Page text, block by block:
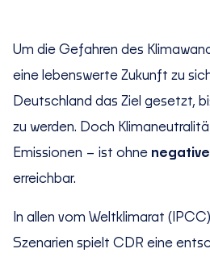
Um die Gefahren des
eine lebenswerte Zukunft zu
Deutschland das Ziel gesetzt,
zu werden. Doch
Emissionen – ist ohne
erreichbar.
In allen vom Weltklimarat
Szenarien spielt CDR eine